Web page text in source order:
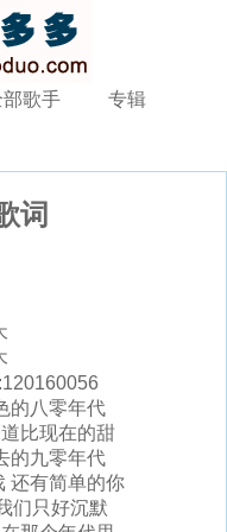
部歌手
专辑
词
的八零年代
比现在的甜
的九零年代
还有简单的你
们只好沉默